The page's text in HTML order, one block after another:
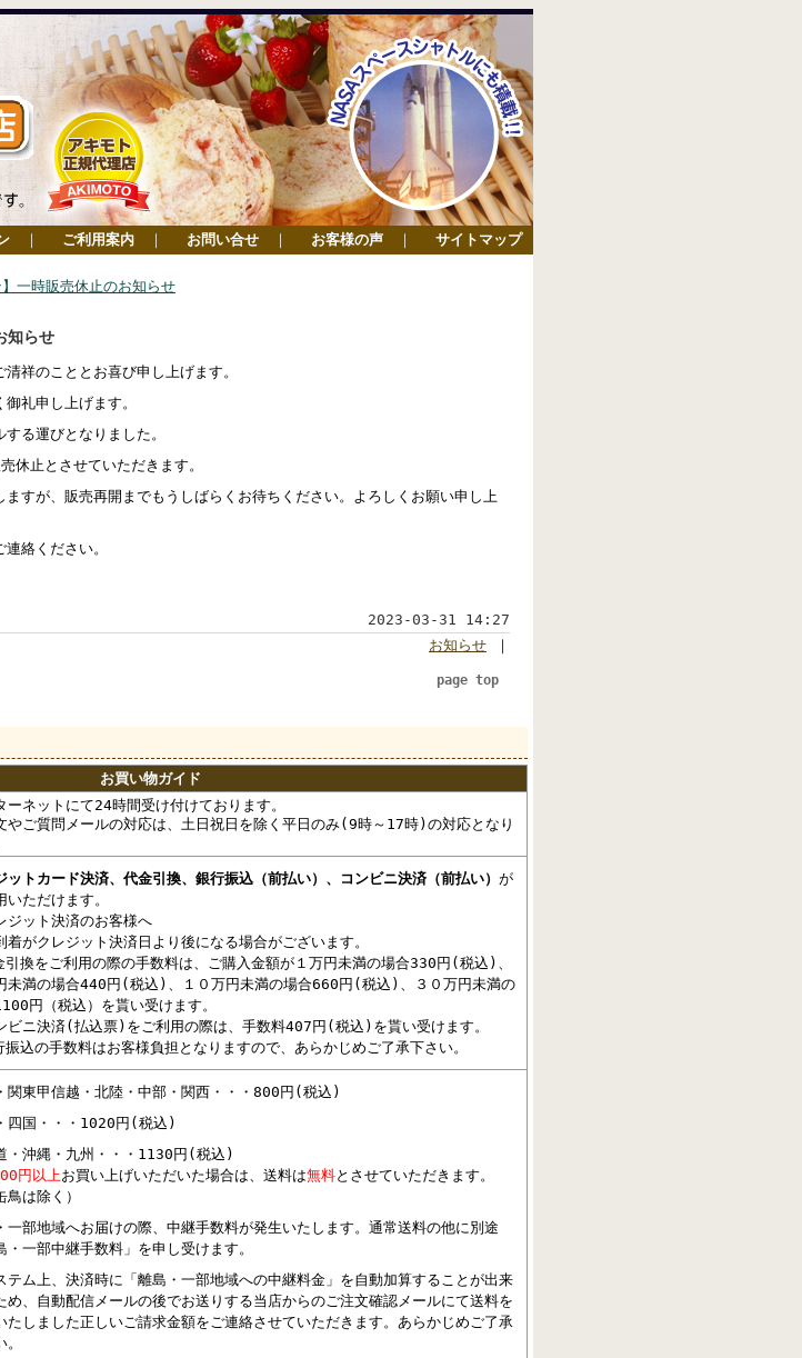
｜ ご利用案内 ｜ お問い合せ ｜ お客様の声 ｜ サイトマップ
】一時販売休止のお知らせ
知らせ
祥のこととお喜び申し上げます。
礼申し上げます。
る運びとなりました。
休止とさせていただきます。
ますが、販売再開までもうしばらくお待ちください。よろしくお願い申し上
絡ください。
2023-03-31 14:27
お知らせ ｜
page top
お買い物ガイド
ーネットにて24時間受け付けております。
やご質問メールの対応は、土日祝日を除く平日のみ(9時～17時)の対応となり
ットカード決済、代金引換、銀行振込（前払い）、コンビニ決済（前払い） が
いただけます。
ジット決済のお客様へ
着がクレジット決済日より後になる場合がございます。
換をご利用の際の手数料は、ご購入金額が１万円未満の場合330円(税込)、
未満の場合440円(税込)、１０万円未満の場合660円(税込)、３０万円未満の
円（税込）を貰い受けます。
ビニ決済(払込票)をご利用の際は、手数料407円(税込)を貰い受けます。
込の手数料はお客様負担となりますので、あらかじめご了承下さい。
関東甲信越・北陸・中部・関西・・・800円(税込)
四国・・・1020円(税込)
・沖縄・九州・・・1130円(税込)
円以上お買い上げいただいた場合は、送料は無料とさせていただきます。
鳥は除く）
一部地域へお届けの際、中継手数料が発生いたします。通常送料の他に別途
・一部中継手数料」を申し受けます。
テム上、決済時に「離島・一部地域への中継料金」を自動加算することが出来
め、自動配信メールの後でお送りする当店からのご注文確認メールにて送料を
たしました正しいご請求金額をご連絡させていただきます。あらかじめご了承